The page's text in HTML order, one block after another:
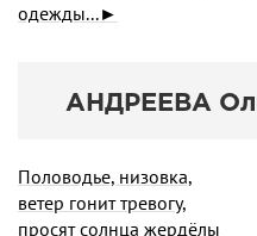
одежды...►
АНДРЕЕВА
Половодье, низовка,
ветер гонит тревогу,
просят солнца жердёлы